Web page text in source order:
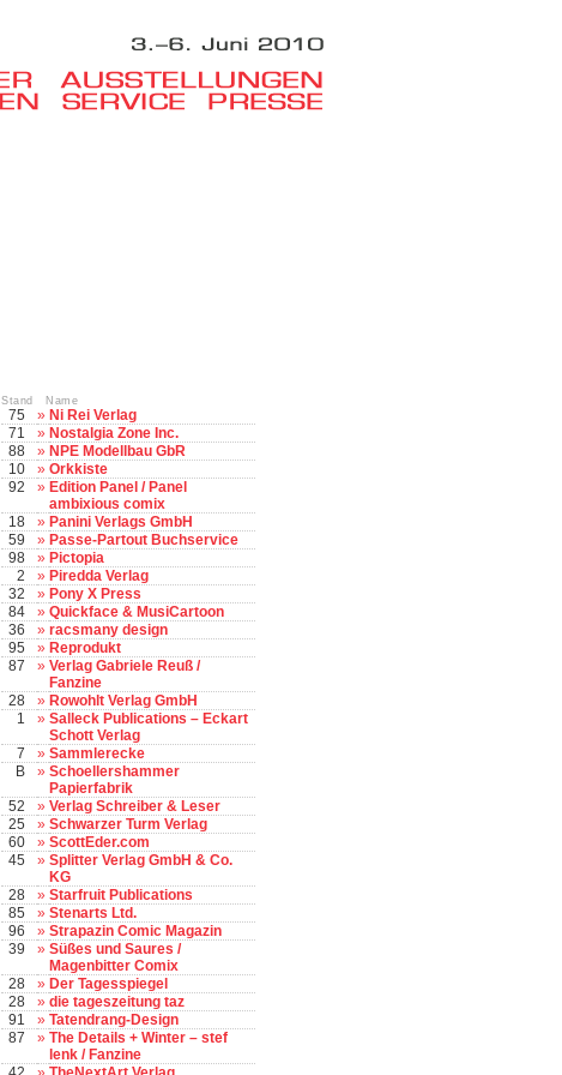
Stand Name
75 » Ni Rei Verlag
71
» Nostalgia Zone Inc.
88
» NPE Modellbau GbR
10
» Orkkiste
92
» Edition Panel / Panel
ambixious comix
18
» Panini Verlags GmbH
59
» Passe-Partout Buchservice
98
» Pictopia
2
» Piredda Verlag
32
» Pony X Press
84
» Quickface & MusiCartoon
36
» racsmany design
95
» Reprodukt
87
» Verlag Gabriele Reuß /
Fanzine
28
» Rowohlt Verlag GmbH
1
» Salleck Publications – Eckart
Schott Verlag
7
» Sammlerecke
B
» Schoellershammer
Papierfabrik
52
» Verlag Schreiber & Leser
25
» Schwarzer Turm Verlag
60
» ScottEder.com
45
» Splitter Verlag GmbH & Co.
KG
28
» Starfruit Publications
85
» Stenarts Ltd.
96
» Strapazin Comic Magazin
39
» Süßes und Saures /
Magenbitter Comix
28
» Der Tagesspiegel
28
» die tageszeitung taz
91
» Tatendrang-Design
87
» The Details + Winter – stef
lenk / Fanzine